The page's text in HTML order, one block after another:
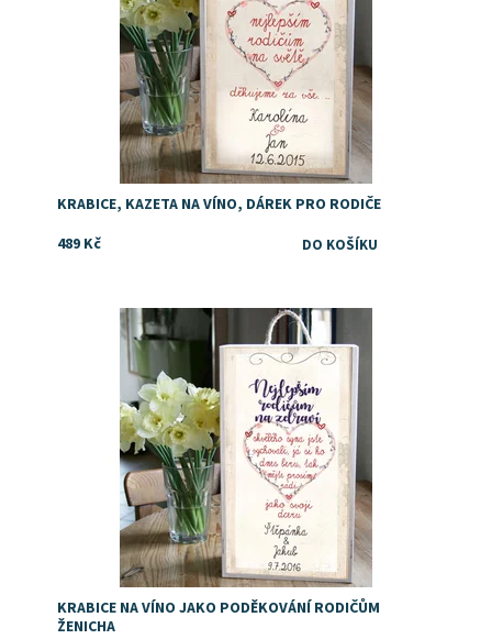
KRABICE, KAZETA NA VÍNO, DÁREK PRO RODIČE
489 Kč
Dostupnost: Skladem
KRABICE NA VÍNO JAKO PODĚKOVÁNÍ RODIČŮM
ŽENICHA